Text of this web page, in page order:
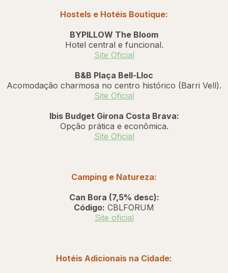
Hostels e Hotéis Boutique:
BYPILLOW The Bloom
Hotel central e funcional.
Site Oficial
B&B Plaça Bell-Lloc
Acomodação charmosa no centro histórico (Barri Vell).
Site Oficial
Ibis Budget Girona Costa Brava:
Opção prática e econômica.
Site Oficial
Camping e Natureza:
Can Bora (7,5% desc):
Código: CBLFORUM
Site oficial
Hotéis Adicionais na Cidade: